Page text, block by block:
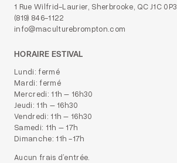
1 Rue Wilfrid-Laurier, Sherbrooke, QC J1C 0P3
(819) 846-1122
info@maculturebrompton.com
HORAIRE ESTIVAL
Lundi: fermé
Mardi: fermé
Mercredi: 11h – 16h30
Jeudi: 11h – 16h30
Vendredi: 11h – 16h30
Samedi: 11h – 17h
Dimanche: 11h -17h
Aucun frais d’entrée.